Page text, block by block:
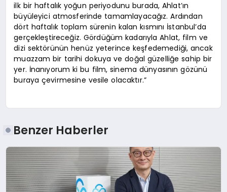
ilk bir haftalık yoğun periyodunu burada, Ahlat’ın
büyüleyici atmosferinde tamamlayacağız. Ardından
dört haftalık toplam sürenin kalan kısmını İstanbul’da
gerçekleştireceğiz. Gördüğüm kadarıyla Ahlat, film ve
dizi sektörünün henüz yeterince keşfedemediği, ancak
muazzam bir tarihi dokuya ve doğal güzelliğe sahip bir
yer. İnanıyorum ki bu film, sinema dünyasının gözünü
buraya çevirmesine vesile olacaktır.”
Benzer Haberler